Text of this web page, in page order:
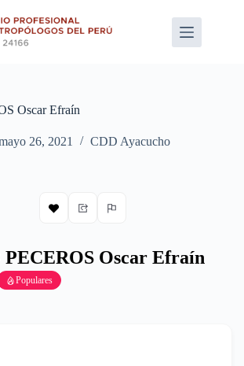
Oscar Efraín
26, 2021 CDD Ayacucho
PECEROS Oscar Efraín
Populares